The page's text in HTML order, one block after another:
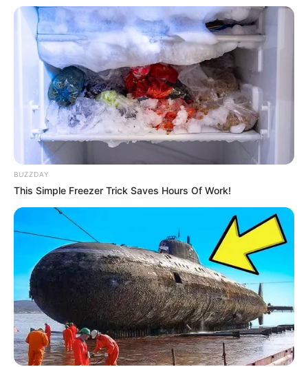
BUZZDAY
This Simple Freezer Trick Saves Hours Of Work!